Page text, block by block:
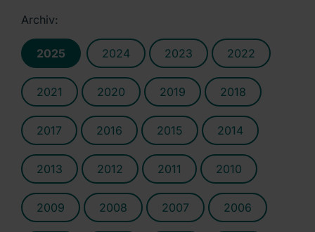
Archiv:
2025 2024 2023 2022
2021 2020 2019 2018
2017 2016 2015 2014
2013 2012 2011 2010
2009 2008 2007 2006